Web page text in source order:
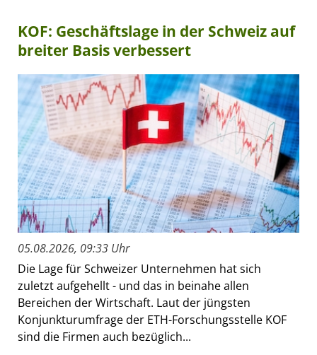
KOF: Geschäftslage in der Schweiz auf
breiter Basis verbessert
05.08.2026, 09:33 Uhr
Die Lage für Schweizer Unternehmen hat sich
zuletzt aufgehellt - und das in beinahe allen
Bereichen der Wirtschaft. Laut der jüngsten
Konjunkturumfrage der ETH-Forschungsstelle KOF
sind die Firmen auch bezüglich...